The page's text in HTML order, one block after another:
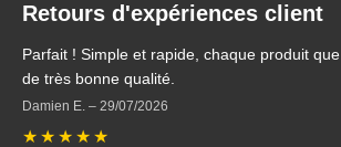
Retours d'expériences client
Parfait ! Simple et rapide, chaque produit
de très bonne qualité.
Damien E. – 29/07/2026
★ ★ ★ ★ ★